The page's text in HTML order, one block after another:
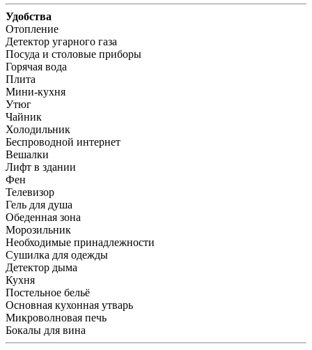
Удобства
Отопление
Детектор угарного газа
Посуда и столовые приборы
Горячая вода
Плита
Мини-кухня
Утюг
Чайник
Холодильник
Беспроводной интернет
Вешалки
Лифт в здании
Фен
Телевизор
Гель для душа
Обеденная зона
Морозильник
Необходимые принадлежности
Сушилка для одежды
Детектор дыма
Кухня
Постельное бельё
Основная кухонная утварь
Микроволновая печь
Бокалы для вина